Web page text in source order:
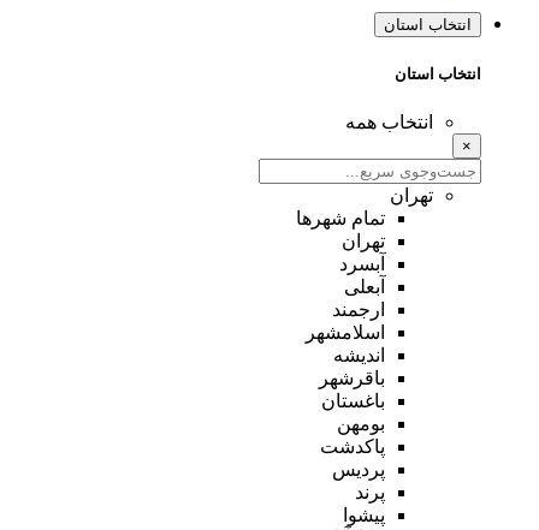
انتخاب استان
انتخاب استان
انتخاب همه
×
تهران
تمام شهر‌ها
تهران
آبسرد
آبعلی
ارجمند
اسلامشهر
اندیشه
باقرشهر
باغستان
بومهن
پاکدشت
پردیس
پرند
پیشوا